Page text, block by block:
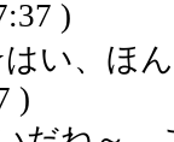
)
い、ほ
)